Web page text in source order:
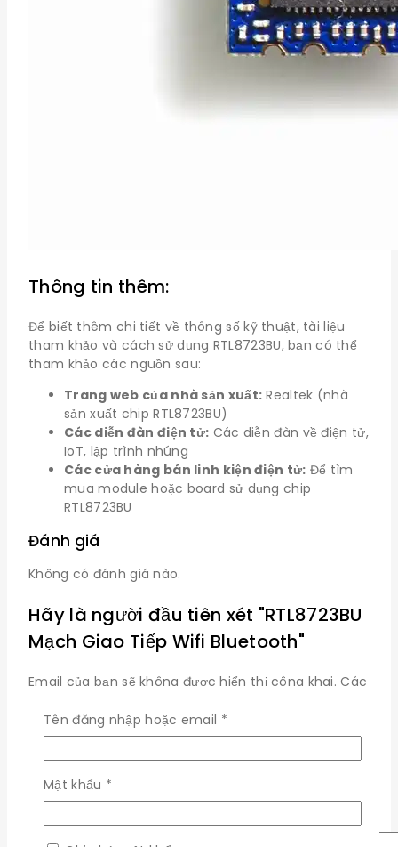
Thông tin thêm:
Để biết thêm chi tiết về thông số kỹ thuật, tài liệu
tham khảo và cách sử dụng RTL8723BU, bạn có thể
tham khảo các nguồn sau:
Trang web của nhà sản xuất: Realtek (nhà
sản xuất chip RTL8723BU)
Các diễn đàn điện tử: Các diễn đàn về điện tử,
IoT, lập trình nhúng
Các cửa hàng bán linh kiện điện tử: Để tìm
mua module hoặc board sử dụng chip
RTL8723BU
Đánh giá
Không có đánh giá nào.
Hãy là người đầu tiên xét "RTL8723BU
Mạch Giao Tiếp Wifi Bluetooth"
Email của bạn sẽ không được hiển thị công khai. Các
Đánh Giá Của Bạn*
Xem xét đề
Đánh Giá Của Bạn*
Tên đăng nhập hoặc email *Bắt
buộc
Mật khẩu *
buộc